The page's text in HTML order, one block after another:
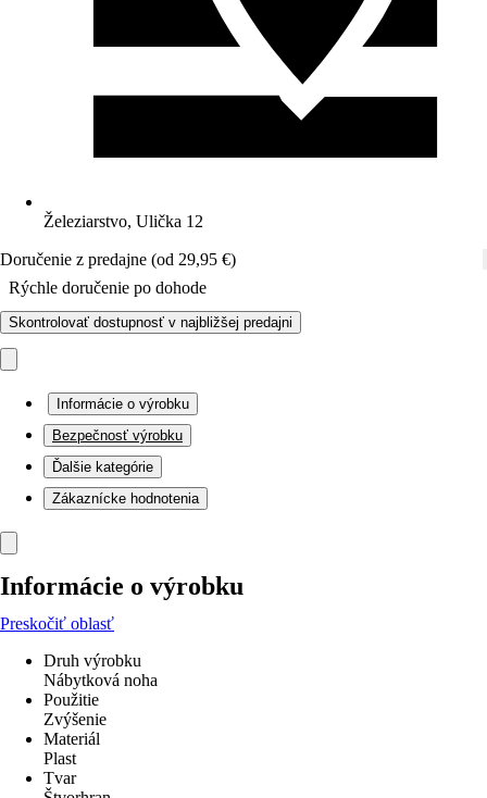
Železiarstvo, Ulička 12
Doručenie z predajne (od 29,95 €)
Rýchle doručenie po dohode
Skontrolovať dostupnosť v najbližšej predajni
Informácie o výrobku
Bezpečnosť výrobku
Ďalšie kategórie
Zákaznícke hodnotenia
Informácie o výrobku
Preskočiť oblasť
Druh výrobku
Nábytková noha
Použitie
Zvýšenie
Materiál
Plast
Tvar